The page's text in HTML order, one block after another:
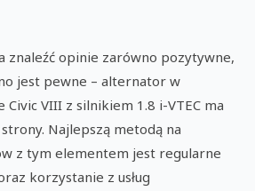
znaleźć opinie zarówno pozytywne,
jest pewne – alternator w
VIII z silnikiem 1.8 i-VTEC ma
Najlepszą metodą na
z tym elementem jest regularne
korzystanie z usług